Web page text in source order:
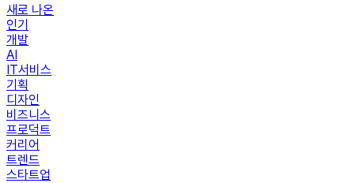
새로 나온
인기
개발
AI
IT서비스
기획
디자인
비즈니스
프로덕트
커리어
트렌드
스타트업